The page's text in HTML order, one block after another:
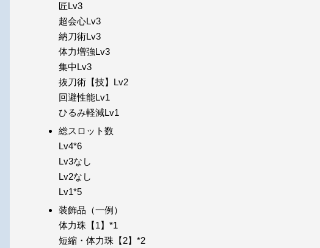
匠Lv3
超会心Lv3
納刀術Lv3
体力増強Lv3
集中Lv3
抜刀術【技】Lv2
回避性能Lv1
ひるみ軽減Lv1
総スロット数
Lv4*6
Lv3なし
Lv2なし
Lv1*5
装飾品（一例）
体力珠【1】*1
短縮・体力珠【2】*2